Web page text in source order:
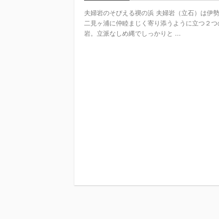
夫婦岩のそびえる禊の浜 夫婦岩（立石）は伊
二見ヶ浦に仲睦まじく寄り添うように立つ２つ
岩。立派なしめ縄でしっかりと ...